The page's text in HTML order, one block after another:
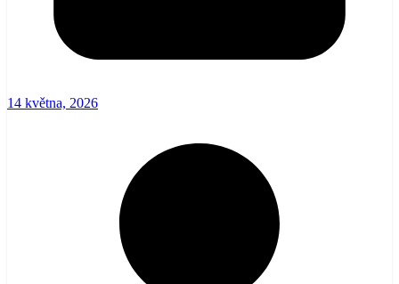
14 května, 2026